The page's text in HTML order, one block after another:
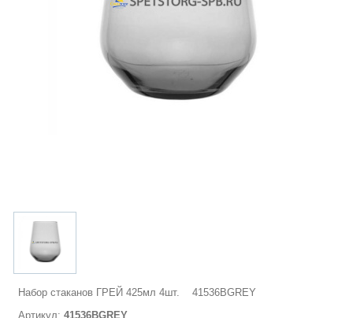
Набор стаканов ГРЕЙ 425мл 4шт. 41536BGREY
Артикул:41536BGREY